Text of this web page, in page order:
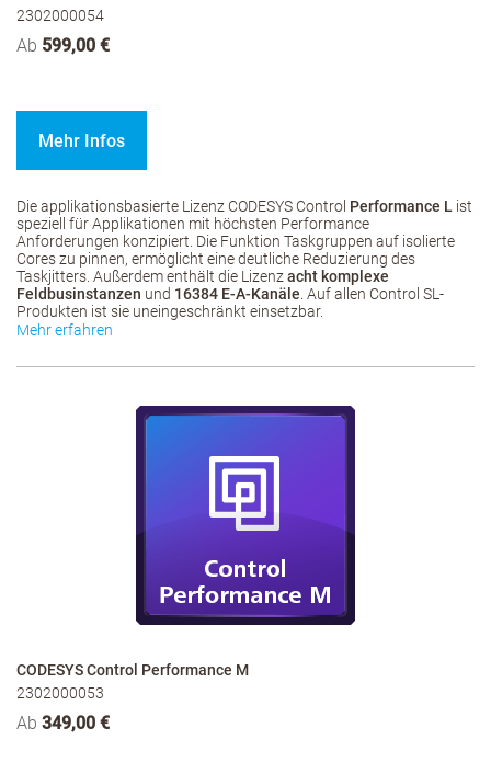
2302000054
Ab 599,00 €
Mehr Infos
Die applikationsbasierte Lizenz CODESYS Control Performance L ist
speziell für Applikationen mit höchsten Performance
Anforderungen konzipiert. Die Funktion Taskgruppen auf isolierte
Cores zu pinnen, ermöglicht eine deutliche Reduzierung des
Taskjitters. Außerdem enthält die Lizenz acht komplexe
Feldbusinstanzen und 16384 E-A-Kanäle . Auf allen Control SL-
Produkten ist sie uneingeschränkt einsetzbar.
Mehr erfahren
CODESYS Control Performance M
2302000053
Ab 349,00 €